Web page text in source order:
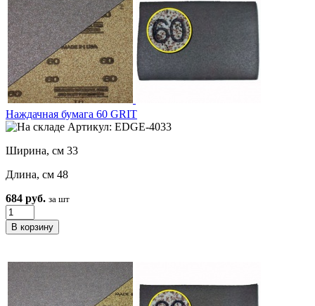
Наждачная бумага 60 GRIT
Артикул: EDGE-4033
Ширина, см 33
Длина, см 48
684 руб. за шт